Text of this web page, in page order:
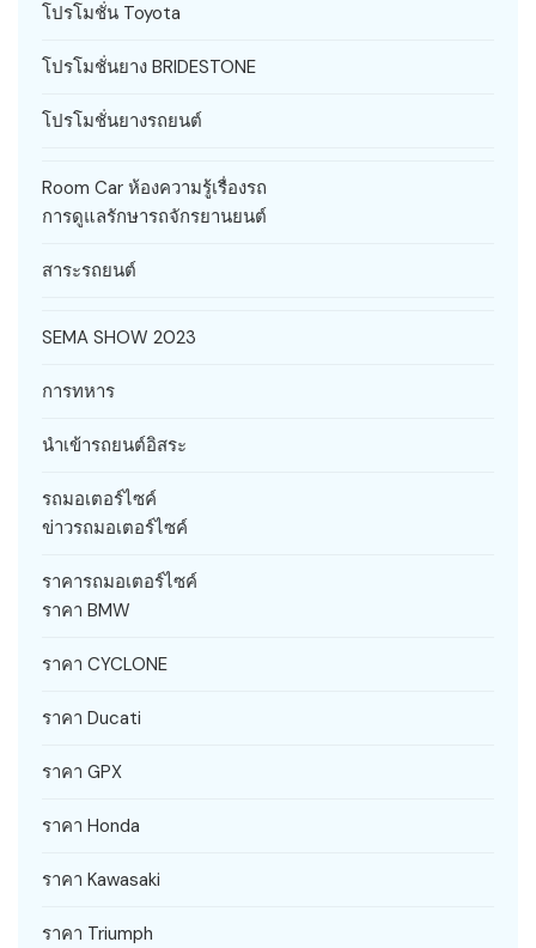
โปรโมชั่น Toyota
โปรโมชั่นยาง BRIDESTONE
โปรโมชั่นยางรถยนต์
Room Car ห้องความรู้เรื่องรถ
การดูแลรักษารถจักรยานยนต์
สาระรถยนต์
SEMA SHOW 2023
การทหาร
นำเข้ารถยนต์อิสระ
รถมอเตอร์ไซค์
ข่าวรถมอเตอร์ไซค์
ราคารถมอเตอร์ไซค์
ราคา BMW
ราคา CYCLONE
ราคา Ducati
ราคา GPX
ราคา Honda
ราคา Kawasaki
ราคา Triumph